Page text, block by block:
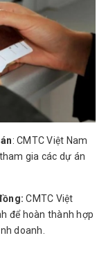
: CMTC Việt Nam
gia các dự án
CMTC Việt
để hoàn thành hợp
doanh.